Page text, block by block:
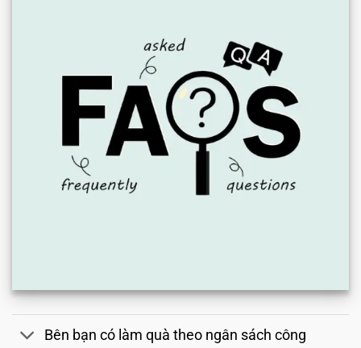
Bên bạn có làm quà theo ngân sách công